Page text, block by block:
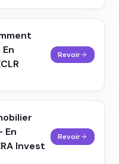
Revoir
En
Invest
Revoir